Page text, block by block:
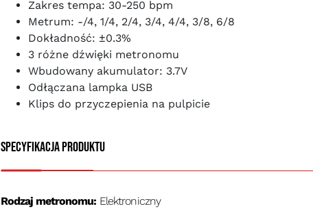
Zakres tempa: 30-250 bpm
Metrum: -/4, 1/4, 2/4, 3/4, 4/4, 3/8, 6/8
Dokładność: ±0.3%
3 różne dźwięki metronomu
Wbudowany akumulator: 3.7V
Odłączana lampka USB
Klips do przyczepienia na pulpicie
Specyfikacja produktu
Rodzaj metronomu: Elektroniczny